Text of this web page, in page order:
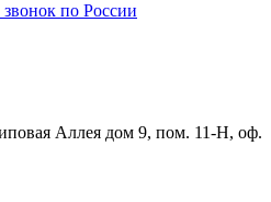
по России
Аллея дом 9, пом. 11-Н, оф.